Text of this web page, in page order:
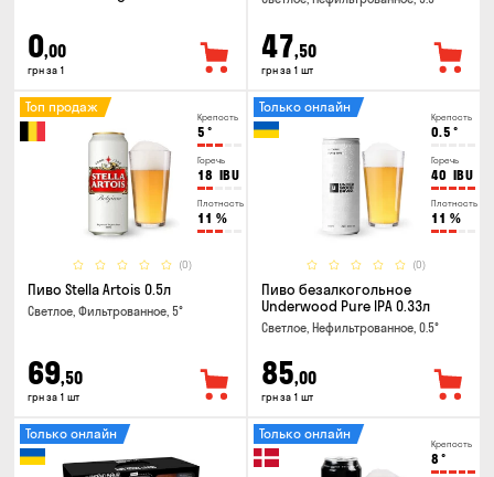
0,00
грн за 1
47,50
грн за 1 шт
Крепость
5 °
Горечь
18 IBU
Плотность
11 %
(0)
Топ продаж
Пиво Stella Artois 0.5л
Светлое, Фильтрованное, 5°
69,50
грн за 1 шт
Крепость
0.5 °
Горечь
40 IBU
Плотность
11 %
(0)
Только онлайн
Пиво безалкогольное
Underwood Pure IPA 0.33л
Светлое, Нефильтрованное, 0.5°
85,00
грн за 1 шт
Только онлайн
Крепость
8 °
Только онлайн